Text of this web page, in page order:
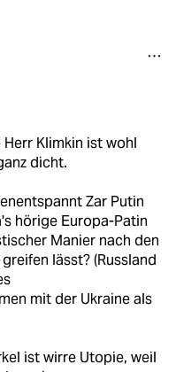
Klimkin ist wohl
dicht.
Zar Putin
hörige Europa-Patin
Manier nach den
lässt? (Russland
mit der Ukraine als
ist wirre Utopie, weil